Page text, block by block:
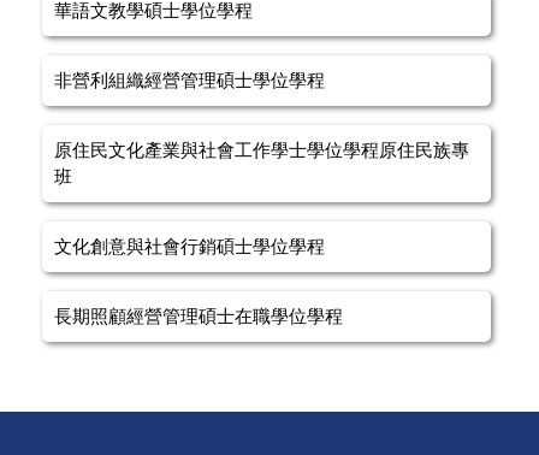
華語文教學碩士學位學程
非營利組織經營管理碩士學位學程
原住民文化產業與社會工作學士學位學程原住民族專
班
文化創意與社會行銷碩士學位學程
長期照顧經營管理碩士在職學位學程